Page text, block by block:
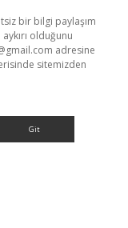
bir bilgi paylaşım
olduğunu
adresine
sitemizden